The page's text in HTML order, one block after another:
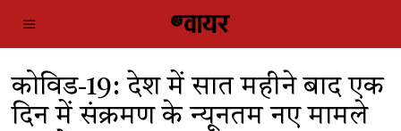
कोविड-19: देश में सात महीने बाद एक
दिन में संक्रमण के न्यूनतम नए मामले